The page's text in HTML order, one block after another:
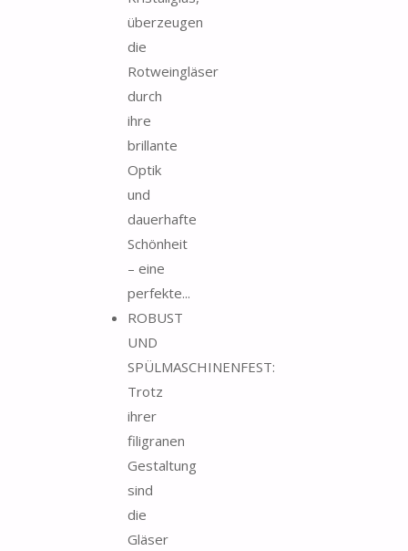
überzeugen
die
Rotweingläser
durch
ihre
brillante
Optik
und
dauerhafte
Schönheit
– eine
perfekte...
ROBUST
UND
SPÜLMASCHINENFEST:
Trotz
ihrer
filigranen
Gestaltung
sind
die
Gläser